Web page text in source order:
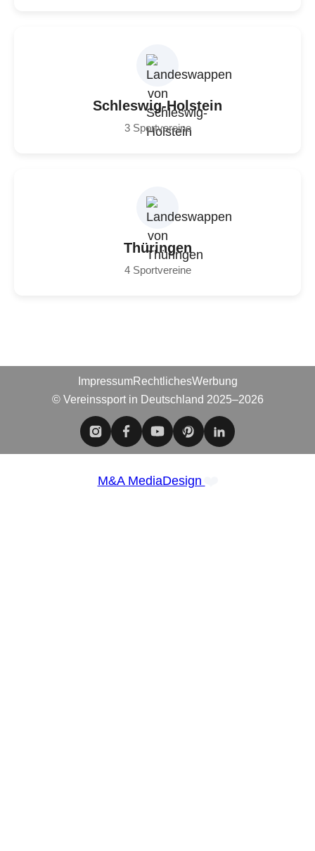
Schleswig-Holstein
3 Sportvereine
Thüringen
4 Sportvereine
ImpressumRechtlichesWerbung
© Vereinssport in Deutschland 2025–2026
M&A MediaDesign